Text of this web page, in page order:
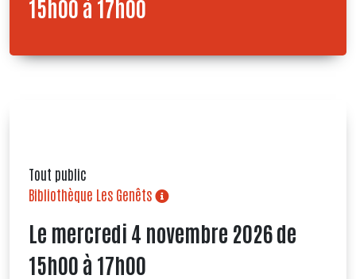
15h00 à 17h00
Le mercredi 4 novembre 2026 de
15h00 à 17h00
Tout public
Bibliothèque Les Genêts